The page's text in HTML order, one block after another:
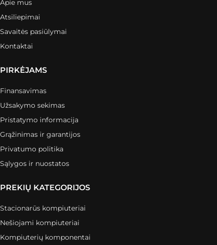
Apie mus
Atsiliepimai
Savaitės pasiūlymai
Kontaktai
PIRKĖJAMS
Finansavimas
Užsakymo sekimas
Pristatymo informacija
Grąžinimas ir garantijos
Privatumo politika
Sąlygos ir nuostatos
PREKIŲ KATEGORIJOS
Stacionarūs kompiuteriai
Nešiojami kompiuteriai
Kompiuterių komponentai